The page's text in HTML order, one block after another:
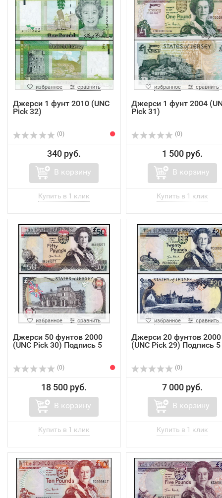
избранное сравнить
Джерси 1 фунт 2010 (UNC
Pick 32)
(0)
340 руб.
В корзину
избранное сравнить
Джерси 1 фунт 2004
Pick 31)
(0)
1 500 руб.
В корзину
избранное сравнить
Джерси 50 фунтов 2000
(UNC Pick 30) Подпись 5
(0)
18 500 руб.
В корзину
избранное сравнить
Джерси 20 фунтов 2000
(UNC Pick 29) Подпись 5
(0)
7 000 руб.
В корзину